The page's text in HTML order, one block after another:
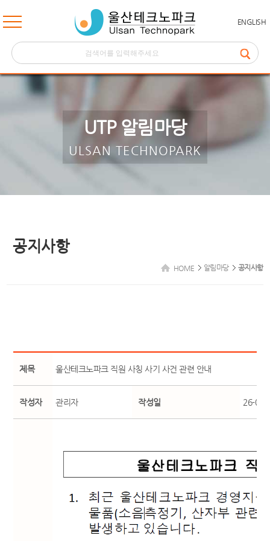
ENGLISH
UTP 알림마당
ULSAN TECHNOPARK
공지사항
HOME 알림마당 공지사항
제목 울산테크노파크 직원 사칭 사기 사건 관련 안내
작성자 관리자 작성일 26-01-